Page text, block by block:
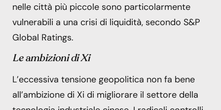
nelle città più piccole sono particolarmente
vulnerabili a una crisi di liquidità, secondo S&P
Global Ratings.
Le ambizioni di Xi
L’eccessiva tensione geopolitica non fa bene
all’ambizione di Xi di migliorare il settore della